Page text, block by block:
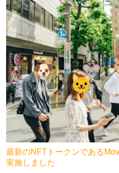
最新のNFTトークンである
実施しました